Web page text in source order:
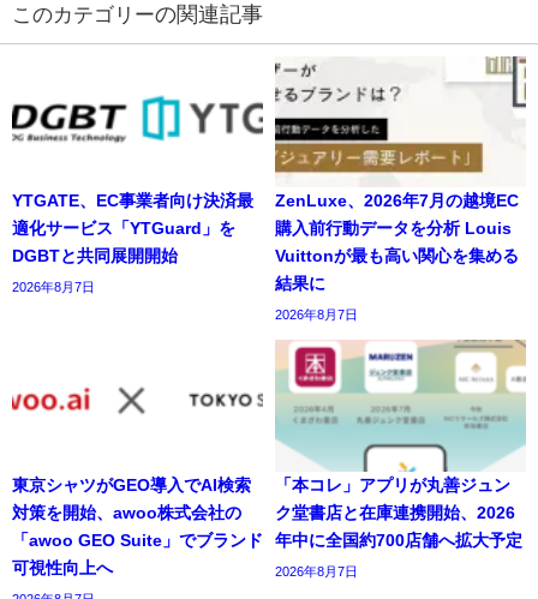
の関連記事
YTGATE、EC事業者向け決済最
適化サービス「YTGuard」を
DGBTと共同展開開始
2026年8月7日
ZenLuxe、2026年7月の越境EC
購入前行動データを分析 Louis
Vuittonが最も高い関心を集める
結果に
2026年8月7日
東京シャツがGEO導入でAI検索
対策を開始、awoo株式会社の
「awoo GEO Suite」でブランド
可視性向上へ
「本コレ」アプリが丸善ジュン
ク堂書店と在庫連携開始、2026
年中に全国約700店舗へ拡大予定
2026年8月7日